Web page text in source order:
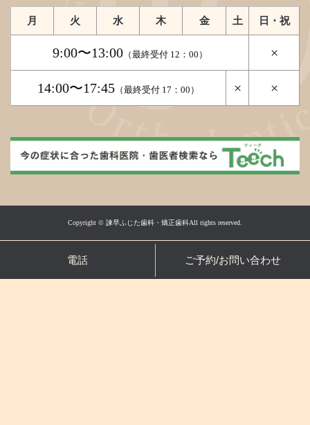
月 火 水 木 金 土 日・祝
9:00〜13:00（最終受付 12：00） ×
14:00〜17:45 （最終受付 17：00） × ×
Copyright © 諫早ふじた歯科・矯正歯科All rights reserved.
電話 ご予約/お問い合わせ